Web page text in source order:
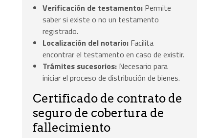
Verificación de testamento: Permite
saber si existe o no un testamento
registrado.
Localización del notario: Facilita
encontrar el testamento en caso de existir.
Trámites sucesorios: Necesario para
iniciar el proceso de distribución de bienes.
Certificado de contrato de
seguro de cobertura de
fallecimiento